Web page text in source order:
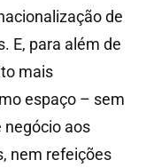
de
E, para além de
mais
espaço – sem
negócio aos
nem refeições